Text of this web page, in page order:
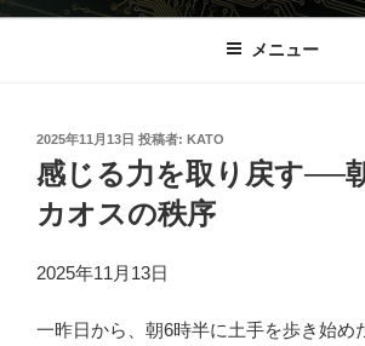
メニュー
投
稿
日:
2025年11月13日 投稿者: KATO
感じる力を取り戻す──
カオスの秩序
2025年11月13日
一昨日から、朝6時半に土手を歩き始め